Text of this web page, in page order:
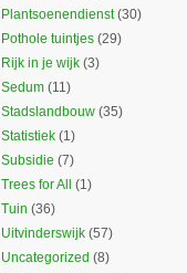
Plantsoenendienst(30)
Pothole tuintjes(29)
Rijk in je wijk(3)
Sedum(11)
Stadslandbouw(35)
Statistiek(1)
Subsidie (7)
Trees for All
(1)
Tuin (36)
Uitvinderswijk(57)
Uncategorized (8)